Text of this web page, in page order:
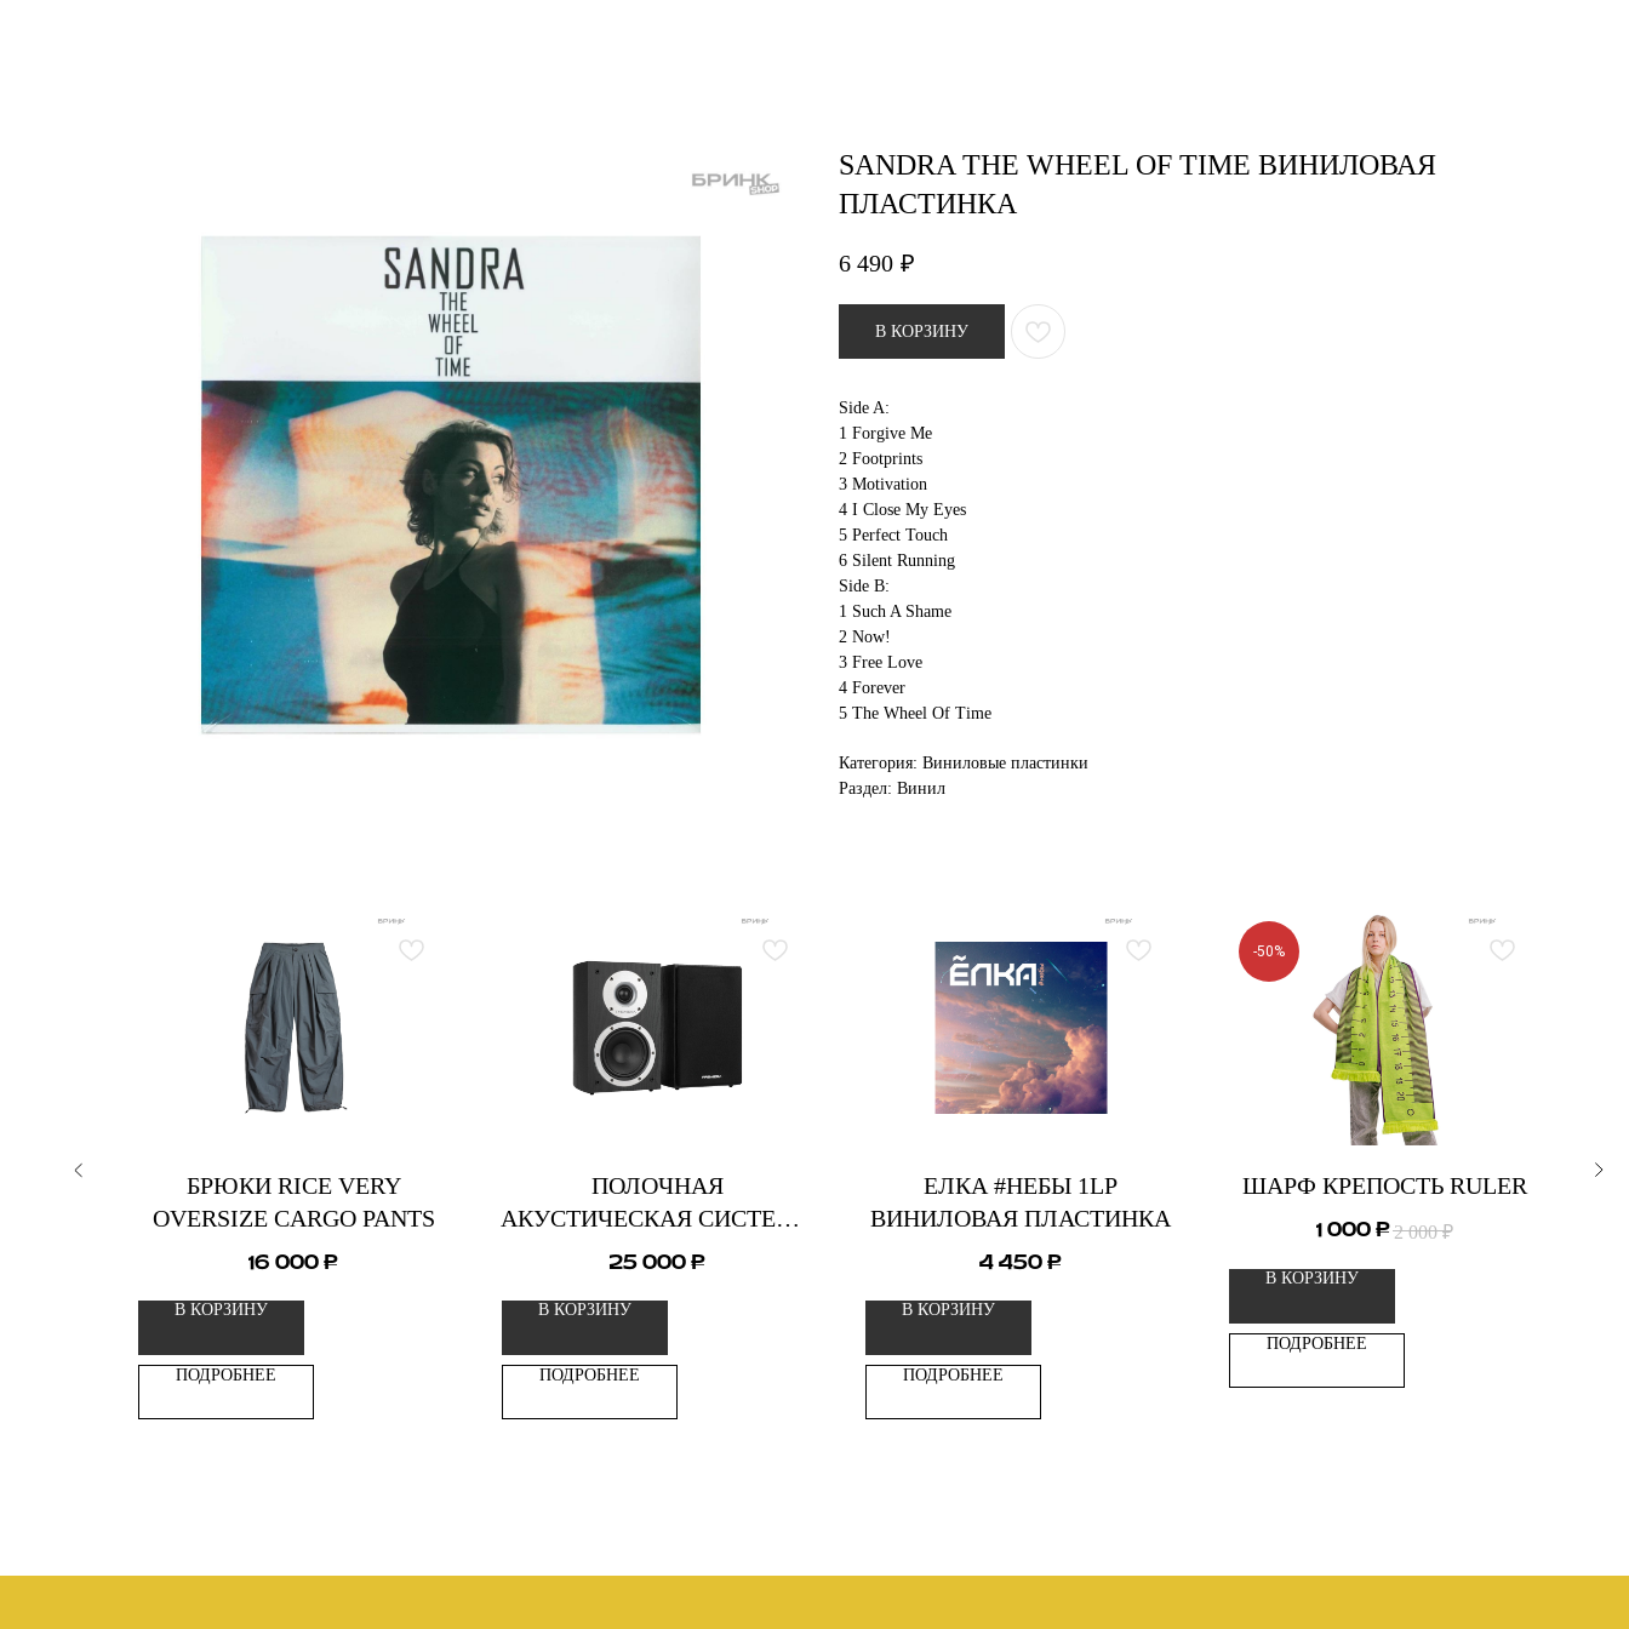
SANDRA THE WHEEL OF TIME ВИНИЛОВАЯ
ПЛАСТИНКА
6 490 ₽
В КОРЗИНУ
Side A:
1 Forgive Me
2 Footprints
3 Motivation
4 I Close My Eyes
5 Perfect Touch
6 Silent Running
Side B:
1 Such A Shame
2 Now!
3 Free Love
4 Forever
5 The Wheel Of Time
Категория: Виниловые пластинки
Раздел: Винил
БРЮКИ RICE VERY
OVERSIZE CARGO PANTS
16 000 ₽
В КОРЗИНУ
ПОДРОБНЕЕ
ПОЛОЧНАЯ
АКУСТИЧЕСКАЯ СИСТЕМА
PREMIERA DS-501 BK
25 000 ₽
В КОРЗИНУ
ПОДРОБНЕЕ
ЕЛКА #НЕБЫ 1LP
ВИНИЛОВАЯ ПЛАСТИНКА
4 450 ₽
В КОРЗИНУ
ПОДРОБНЕЕ
-50%
ШАРФ КРЕПОСТЬ RULER
1 000 ₽2 000 ₽
В КОРЗИНУ
ПОДРОБНЕЕ